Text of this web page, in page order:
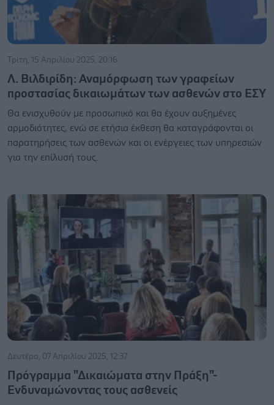
Τρίτη, 15 Απριλίου 2025, 20:16
Λ. Βιλδιρίδη: Αναμόρφωση των γραφείων
προστασίας δικαιωμάτων των ασθενών στο ΕΣΥ
Θα ενισχυθούν με προσωπικό και θα έχουν αυξημένες
αρμοδιότητες, ενώ σε ετήσια έκθεση θα καταγράφονται οι
παρατηρήσεις των ασθενών και οι ενέργειες των υπηρεσιών
για την επίλυσή τους.
Δευτέρα, 07 Απριλίου 2025, 12:37
Πρόγραμμα "Δικαιώματα στην Πράξη"-
Ενδυναμώνοντας τους ασθενείς